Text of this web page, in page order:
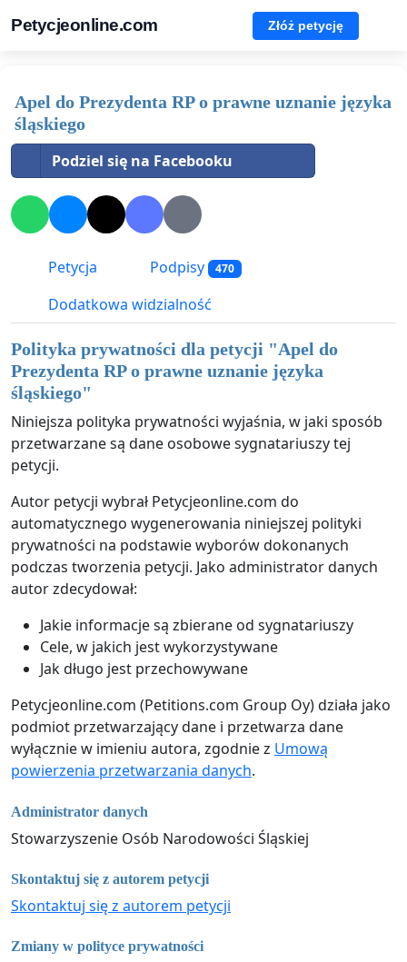
Petycjeonline.com Złóż petycję
Apel do Prezydenta RP o prawne uznanie języka
śląskiego
Podziel się na Facebooku
Petycja Podpisy 470
Dodatkowa widzialność
Polityka prywatności dla petycji "Apel do
Prezydenta RP o prawne uznanie języka
śląskiego"
Niniejsza polityka prywatności wyjaśnia, w jaki sposób
przetwarzane są dane osobowe sygnatariuszy tej
petycji.
Autor petycji wybrał Petycjeonline.com do
automatycznego wygenerowania niniejszej polityki
prywatności na podstawie wyborów dokonanych
podczas tworzenia petycji. Jako administrator danych
autor zdecydował:
Jakie informacje są zbierane od sygnatariuszy
Cele, w jakich jest wykorzystywane
Jak długo jest przechowywane
Petycjeonline.com (Petitions.com Group Oy) działa jako
podmiot przetwarzający dane i przetwarza dane
wyłącznie w imieniu autora, zgodnie z Umową
powierzenia przetwarzania danych.
Administrator danych
Stowarzyszenie Osób Narodowości Śląskiej
Skontaktuj się z autorem petycji
Skontaktuj się z autorem petycji
Zmiany w polityce prywatności